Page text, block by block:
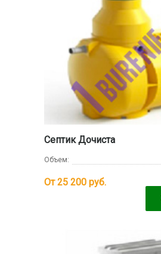
Септик Дочиста
Объем:
От 25 200 руб.